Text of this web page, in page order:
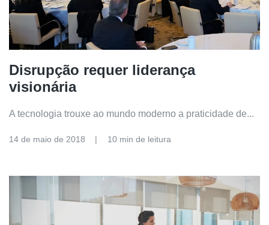
Disrupção requer liderança
visionária
A tecnologia trouxe ao mundo moderno a praticidade de...
14 de maio de 2018 10 min de leitura